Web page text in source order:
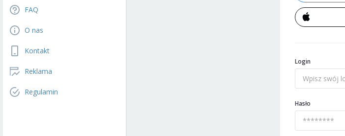
FAQ
O nas
Kontakt
Reklama
Regulamin
Login
Hasło